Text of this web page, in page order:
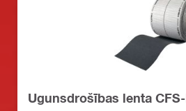
Ugunsdrošības lenta